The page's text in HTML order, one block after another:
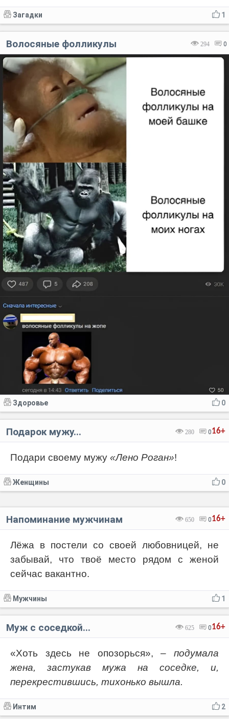
1
Загадки
294 0
Волосяные фолликулы
0
Здоровье
16+
280 0
Подарок мужу...
Подари своему мужу «Лено Роган»!
0
Женщины
16+
650 0
Напоминание мужчинам
Лёжа в постели со своей любовницей, не
забывай, что твоё место рядом с женой
сейчас вакантно.
1
Мужчины
16+
625 0
Муж с соседкой...
«Хоть здесь не опозорься», – подумала
жена, застукав мужа на соседке, и,
перекрестившись, тихонько вышла.
2
Интим